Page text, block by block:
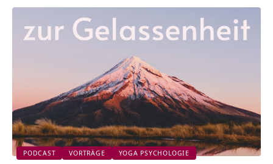
PODCAST VORTRÄGE YOGA PSYCHOLOGIE